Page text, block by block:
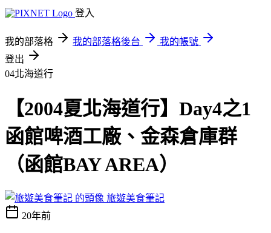
登入
我的部落格 我的部落格後台
我的帳號
登出
04北海道行
【2004夏北海道行】Day4之1
函館啤酒工廠、金森倉庫群
（函館BAY AREA）
旅遊美食筆記
20年前